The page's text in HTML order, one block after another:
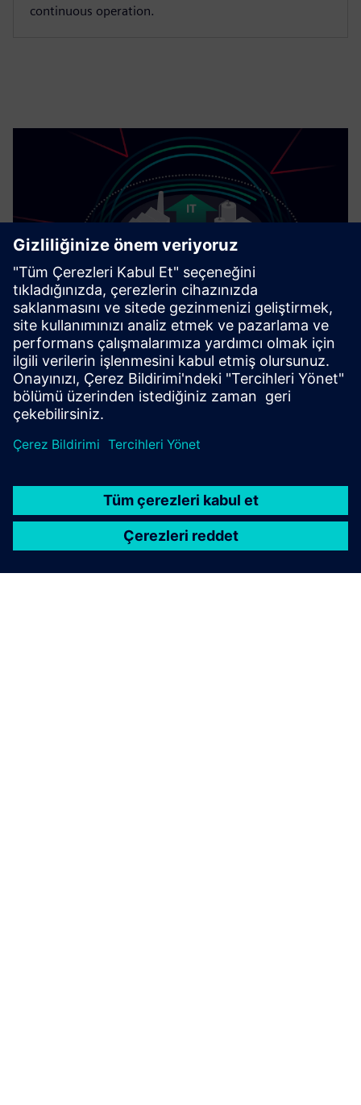
continuous operation.
Endüstri için Siber Güvenlik
Security information
karşı korumak için bütünsel, son teknoloji endüstriyel
gerekir. Siemens'in ürünleri ve çözümleri böyle bir
konseptin yalnızca bir unsurunu oluşturur. Endüstriyel
güvenlik hakkında daha fazla bilgi için lütfen ziyaret edin.
Daha fazla bilgi edinin